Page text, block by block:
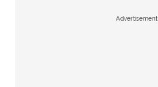
Advertisement